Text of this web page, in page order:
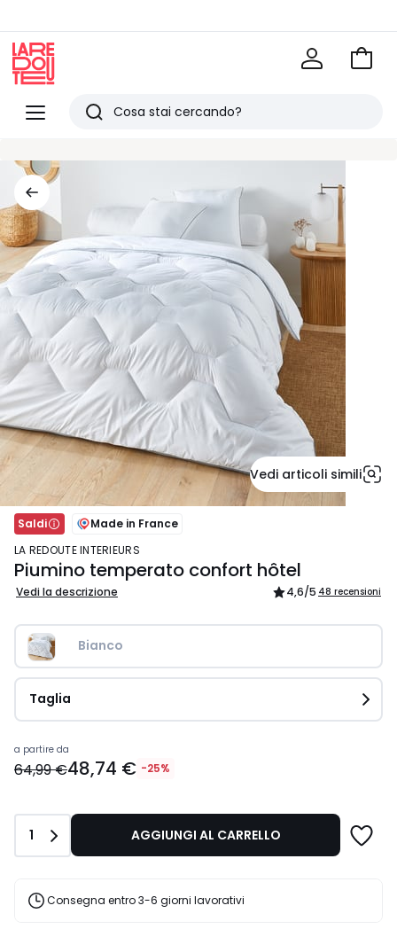
Menu
Redoute
Ricerca
Vai
Vedi articoli simili
Saldi
Made in France
LA REDOUTE INTERIEURS
Piumino temperato confort hôtel
Vedi la descrizione 4,6/5 48 recensioni
Bianco
Taglia
Prezzo
a
Invece
64,99
a partire da
64,99 €48,74 € -25%
Quantità
1 AGGIUNGI AL CARRELLO
Consegna entro 3-6 giorni lavorativi